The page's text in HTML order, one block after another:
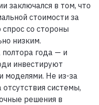
заключался в том, что
стоимости за
со стороны
низким.
года — и
инвестируют
моделями. Не из-за
отсутствия системы,
решения в